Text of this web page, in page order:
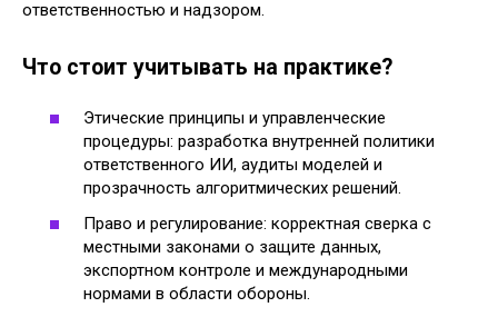
ответственностью и надзором.
Что стоит учитывать на практике?
Этические принципы и управленческие
процедуры: разработка внутренней политики
ответственного ИИ, аудиты моделей и
прозрачность алгоритмических решений.
Право и регулирование: корректная сверка с
местными законами о защите данных,
экспортном контроле и международными
нормами в области обороны.